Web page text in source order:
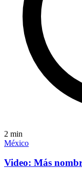
2 min
México
Video: Más